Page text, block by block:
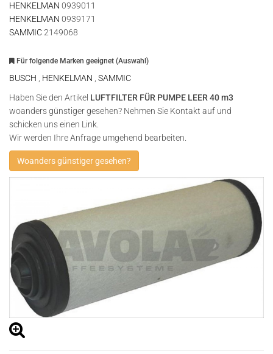
HENKELMAN 0939011
HENKELMAN 0939171
SAMMIC2149068
Für folgende Marken geeignet (Auswahl)
BUSCH HENKELMAN
SAMMIC
Haben Sie den Artikel LUFTFILTER FÜR PUMPE LEER 40 m3
woanders günstiger gesehen? Nehmen Sie Kontakt auf und
schicken uns einen Link.
Wir werden Ihre Anfrage umgehend bearbeiten.
Woanders günstiger gesehen?